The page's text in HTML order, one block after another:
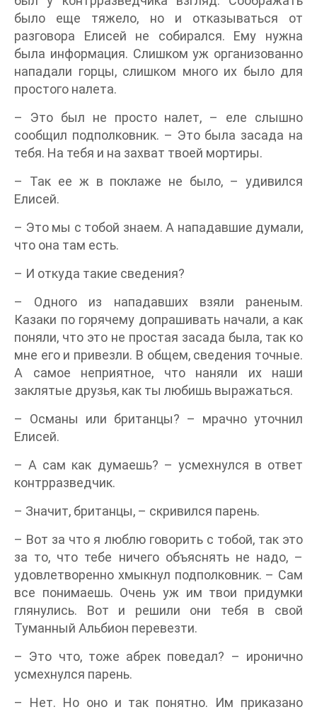
было еще тяжело, но и отказываться от
разговора Елисей не собирался. Ему нужна
была информация. Слишком уж организованно
нападали горцы, слишком много их было для
простого налета.
– Это был не просто налет, – еле слышно
сообщил подполковник. – Это была засада на
тебя. На тебя и на захват твоей мортиры.
– Так ее ж в поклаже не было, – удивился
Елисей.
– Это мы с тобой знаем. А нападавшие думали,
что она там есть.
– И откуда такие сведения?
– Одного из нападавших взяли раненым.
Казаки по горячему допрашивать начали, а как
поняли, что это не простая засада была, так ко
мне его и привезли. В общем, сведения точные.
А самое неприятное, что наняли их наши
заклятые друзья, как ты любишь выражаться.
– Османы или британцы? – мрачно уточнил
Елисей.
– А сам как думаешь? – усмехнулся в ответ
контрразведчик.
– Значит, британцы, – скривился парень.
– Вот за что я люблю говорить с тобой, так это
за то, что тебе ничего объяснять не надо, –
удовлетворенно хмыкнул подполковник. – Сам
все понимаешь. Очень уж им твои придумки
глянулись. Вот и решили они тебя в свой
Туманный Альбион перевезти.
– Это что, тоже абрек поведал? – иронично
усмехнулся парень.
– Нет. Но оно и так понятно. Им приказано